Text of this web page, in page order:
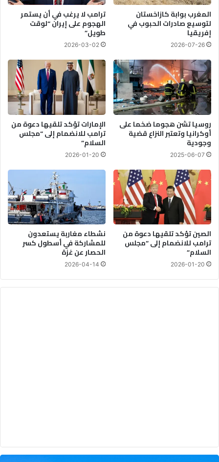
ل
ل
ا
ح
ت
ج
ا
ج
ا
ت
س
ن
غ
ا
ل
ي
ي
ن
ت
ط
ف
ا
ف
ا
ل
ي
المغرب بوابة كازاخستان
لتوسيع صادرات الحبوب في
إفريقيا
2026-07-26
ترامب لا يرغب في أن يستمر
الهجوم على إيران “لوقت
طويل”
2026-03-02
روسيا تشن هجوما ضخما على
أوكرانيا وتعتبر النزاع قضية
وجودية
2025-06-07
الإمارات تؤكد تلقيها دعوة من
ترامب للانضمام إلى “مجلس
السلام”
2026-01-20
الصين تؤكد تلقيها دعوة من
ترامب للانضمام إلى “مجلس
السلام”
2026-01-20
نشطاء مغاربة يستعدون
للمشاركة في أسطول كسر
الحصار عن غزة
2026-04-14